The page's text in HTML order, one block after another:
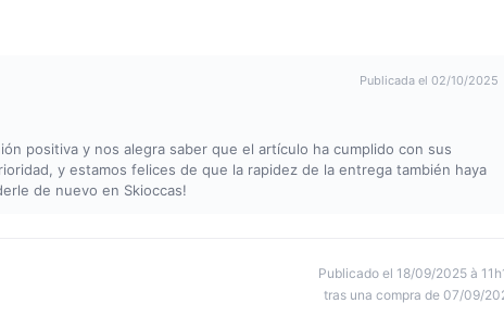
Publicada el 02/10/2025
positiva y nos alegra saber que el artículo ha cumplido con sus
y estamos felices de que la rapidez de la entrega también haya
de nuevo en Skioccas!
Publicado el 18/09/2025 à
tras una compra de 07/09/